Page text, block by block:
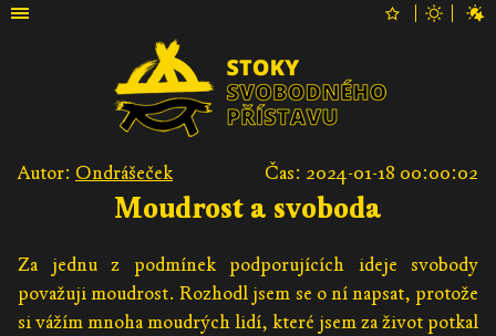
Autor: Ondrášeček Čas: 2024-01-18 00:00:02
Moudrost a svoboda
Za jednu z podmínek podporujících ideje svobody
považuji moudrost. Rozhodl jsem se o ní napsat, protože
si vážím mnoha moudrých lidí, které jsem za život potkal